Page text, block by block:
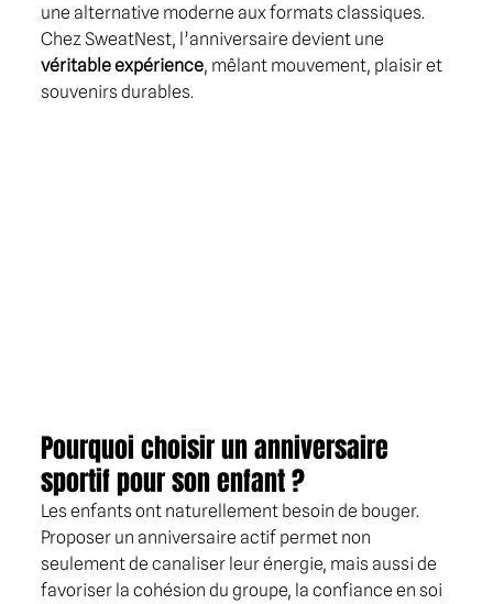
une alternative moderne aux formats classiques.
Chez SweatNest, l’anniversaire devient une
véritable expérience, mêlant mouvement, plaisir et
souvenirs durables.
Pourquoi choisir un anniversaire
sportif pour son enfant ?
Les enfants ont naturellement besoin de bouger.
Proposer un anniversaire actif permet non
seulement de canaliser leur énergie, mais aussi de
favoriser la cohésion du groupe, la confiance en soi